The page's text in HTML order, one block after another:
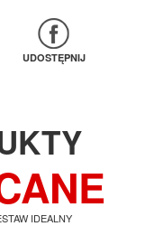
UDOSTĘPNIJ
IDEALNY